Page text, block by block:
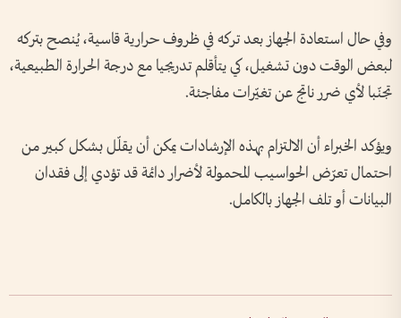
وفي حال استعادة الجهاز بعد تركه في ظروف حرارية قاسية، يُنصح بتركه
لبعض الوقت دون تشغيل، كي يتأقلم تدريجيا مع درجة الحرارة الطبيعية،
تجنّبا لأي ضرر ناتج عن تغيّرات مفاجئة.
ويؤكد الخبراء أن الالتزام بهذه الإرشادات يمكن أن يقلّل بشكل كبير من
احتمال تعرّض الحواسيب المحمولة لأضرار دائمة قد تؤدي إلى فقدان
البيانات أو تلف الجهاز بالكامل.